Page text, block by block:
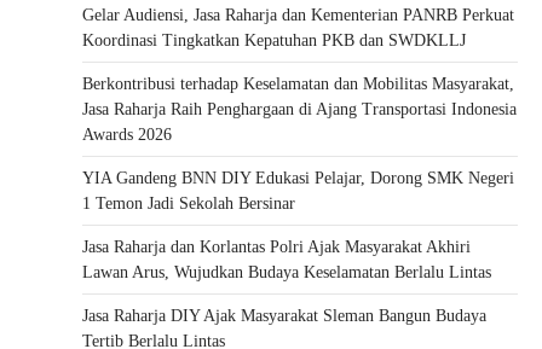
Gelar Audiensi, Jasa Raharja dan Kementerian PANRB Perkuat
Koordinasi Tingkatkan Kepatuhan PKB dan SWDKLLJ
Berkontribusi terhadap Keselamatan dan Mobilitas Masyarakat,
Jasa Raharja Raih Penghargaan di Ajang Transportasi Indonesia
Awards 2026
YIA Gandeng BNN DIY Edukasi Pelajar, Dorong SMK Negeri
1 Temon Jadi Sekolah Bersinar
Jasa Raharja dan Korlantas Polri Ajak Masyarakat Akhiri
Lawan Arus, Wujudkan Budaya Keselamatan Berlalu Lintas
Jasa Raharja DIY Ajak Masyarakat Sleman Bangun Budaya
Tertib Berlalu Lintas